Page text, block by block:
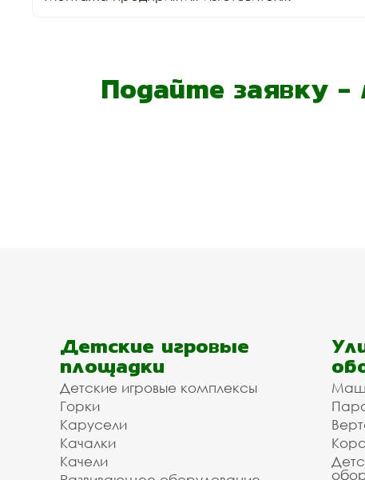
Подайте заявку
Детские игровые
площадки
Детские игровые комплексы
Горки
Карусели
Качалки
Качели